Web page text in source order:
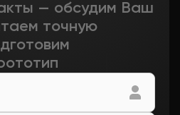
— обсудим Ваш
точную